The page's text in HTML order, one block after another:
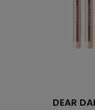
DEAR